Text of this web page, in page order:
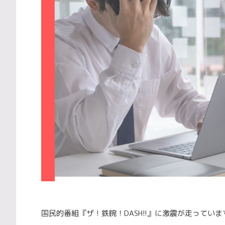
国民的番組『ザ！鉄腕！DASH!!』に激震が走っていま